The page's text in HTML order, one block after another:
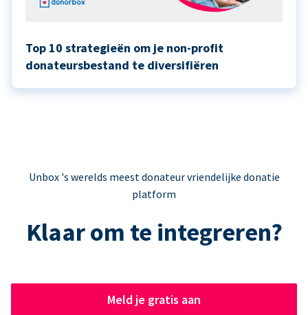
Top 10 strategieën om je non-profit
donateursbestand te diversifiëren
Unbox 's werelds meest donateur vriendelijke donatie
platform
Klaar om te integreren?
Meld je gratis aan